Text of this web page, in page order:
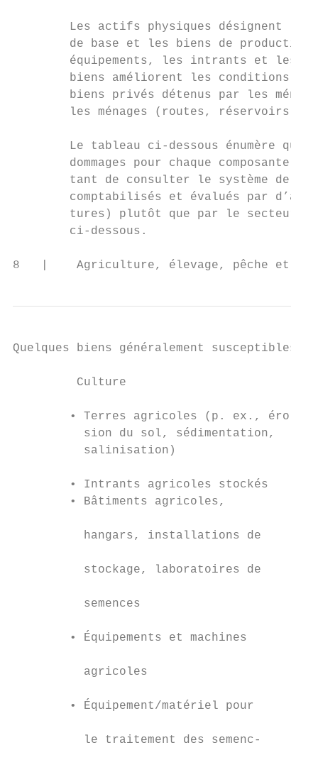
Les actifs physiques désignent
de base et les biens de
équipements, les intrants et les
biens améliorent les conditions
biens privés détenus par les
les ménages (routes, réservoirs
Le tableau ci-dessous énumère
dommages pour chaque composante
tant de consulter le système de
comptabilisés et évalués par
tures) plutôt que par le secteur
        ci-dessous.
8   |    Agriculture, élevage, pêche et
Quelques biens généralement susceptibles
Culture
• Terres agricoles (p. ex., éro-
sion du sol, sédimentation,
salinisation)
• Intrants agricoles stockés
• Bâtiments agricoles,
hangars, installations de
stockage, laboratoires de
semences
• Équipements et machines
          agricoles
• Équipement/matériel pour
          le traitement des semenc-